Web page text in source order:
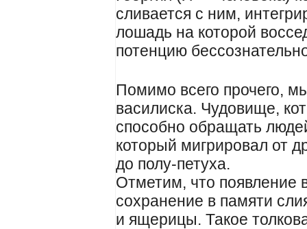
сливается с ним,
лошадь на которой
потенцию
Помимо всего прочего,
василиска. Чудовище,
способно обращать
который мигрировал от
до полу-петуха.
Отметим, что появление
сохранение в памяти
и ящерицы. Такое